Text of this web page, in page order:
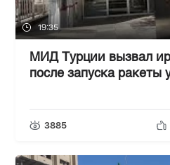
19:35
МИД Турции вызвал
после запуска ракеты
3885